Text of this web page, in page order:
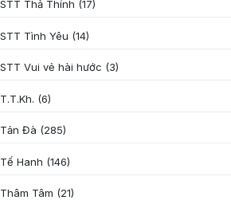
STT Thả Thính (17)
STT Tình Yêu (14)
STT Vui vẻ hài hước (3)
T.T.Kh. (6)
Tản Đà (285)
Tế Hanh (146)
Thâm Tâm (21)